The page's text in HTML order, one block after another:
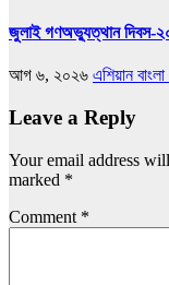
জুলাই গণঅভ্যুত্থান দিবস-
আগ ৬, ২০২৬ এশিয়ান
Leave a Reply
Your email address
marked *
Comment *